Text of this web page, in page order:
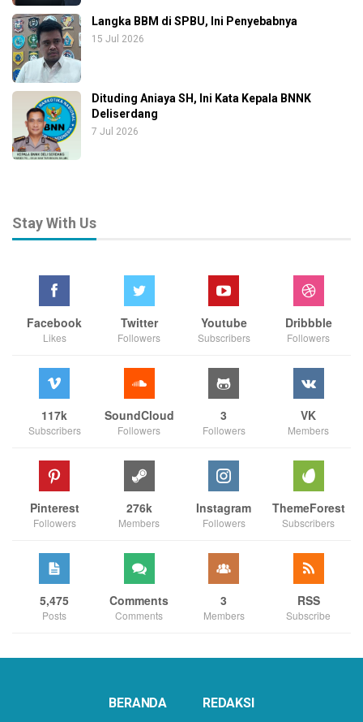
Langka BBM di SPBU, Ini Penyebabnya
15 Jul 2026
Dituding Aniaya SH, Ini Kata Kepala BNNK
Deliserdang
7 Jul 2026
Stay With Us
Facebook
Likes
Twitter
Followers
Youtube
Subscribers
Dribbble
Followers
117k
Subscribers
SoundCloud
Followers
3
Followers
VK
Members
Pinterest
Followers
276k
Members
Instagram
Followers
ThemeForest
Subscribers
5,475
Posts
Comments
Comments
3
Members
RSS
Subscribe
BERANDA REDAKSI